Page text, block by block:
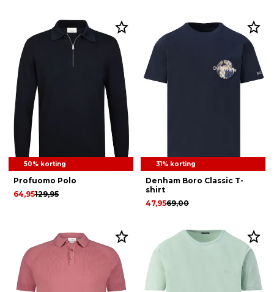
50% korting
Profuomo Polo
129,95
64,95
31% korting
Denham Boro Classic T-
shirt
69,00
47,95